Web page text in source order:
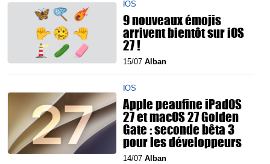
IOS
9 nouveaux émojis
arrivent bientôt sur iOS
27 !
15/07 Alban
IOS
Apple peaufine iPadOS
27 et macOS 27 Golden
Gate : seconde bêta 3
pour les développeurs
14/07 Alban